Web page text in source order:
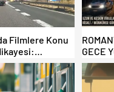
Filmlere Konu
Unuttu!
GECE